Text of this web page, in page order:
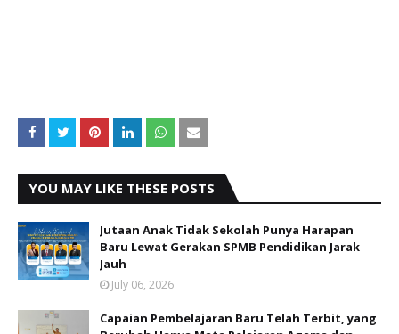
YOU MAY LIKE THESE POSTS
Jutaan Anak Tidak Sekolah Punya Harapan
Baru Lewat Gerakan SPMB Pendidikan Jarak
Jauh
July 06, 2026
Capaian Pembelajaran Baru Telah Terbit, yang